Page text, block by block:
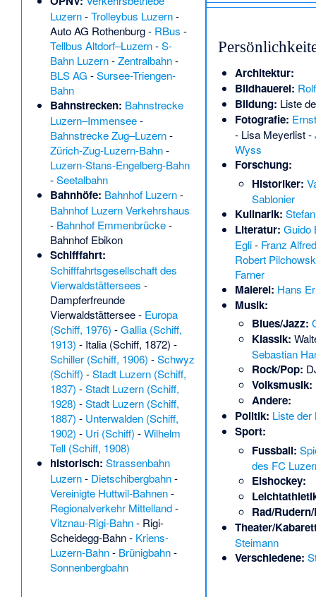
Luzern-Trolleybus Luzern-
Auto AG Rothenburg- RBus -
Tellbus Altdorf–Luzern-S-
Bahn Luzern-Zentralbahn-
BLS AG -Sursee-Triengen-
Bahn
Bahnstrecken: Bahnstrecke
Luzern–Immensee-
Bahnstrecke Zug–Luzern-
Zürich-Zug-Luzern-Bahn-
Luzern-Stans-Engelberg-Bahn
-Seetalbahn
Bahnhöfe: Bahnhof Luzern-
Bahnhof Luzern Verkehrshaus
- Bahnhof Emmenbrücke-
Bahnhof Ebikon
Schifffahrt:
Schifffahrtsgesellschaft des
Vierwaldstättersees -
Dampferfreunde
Vierwaldstättersee- Europa
(Schiff, 1976) -Gallia (Schiff,
1913) - Italia (Schiff, 1872) -
Schiller (Schiff, 1906) -Schwyz
(Schiff) -Stadt Luzern (Schiff,
1837) -Stadt Luzern (Schiff,
1928) -Stadt Luzern (Schiff,
1887) - Unterwalden (Schiff,
1902) - Uri (Schiff) -Wilhelm
Tell (Schiff, 1908)
historisch: Strassenbahn
Luzern- Dietschibergbahn-
Vereinigte Huttwil-Bahnen-
Regionalverkehr Mittelland-
Vitznau-Rigi-Bahn- Rigi-
Scheidegg-Bahn- Kriens-
Luzern-Bahn- Brünigbahn-
Sonnenbergbahn
Architektur:
Bildhauerei:
Bildung: Liste
Fotografie:
- Lisa Meyerlist-
Wyss
Forschung:
Historiker:
Sablonier
Kulinarik:
Literatur: Guido
Egli- Franz
Robert
Farner
Malerei: Hans
Musik:
Blues/Jazz:
Klassik:
Sebastian
Rock/Pop:
Volksmusik:
Andere:
Politik: Liste der
Sport:
Fussball:
des FC
Eishockey:
Rad/
Theater/
Steimann
Verschiedene: